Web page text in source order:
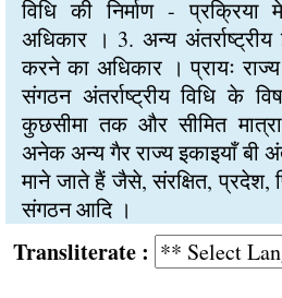
विधि की निर्माण -
अधिकार । 3. अन्य
करने का अधिकार । प्रायः राज्य
संगठन अंतर्राष्ट्रीय विधि के
कुछसीमा तक और सीमित
अनेक अन्य गैर राज्य इकाइयाँ बी
माने जाते हैं जैसे, संरक्षित, प्रदेश,
संगठन आदि ।
: